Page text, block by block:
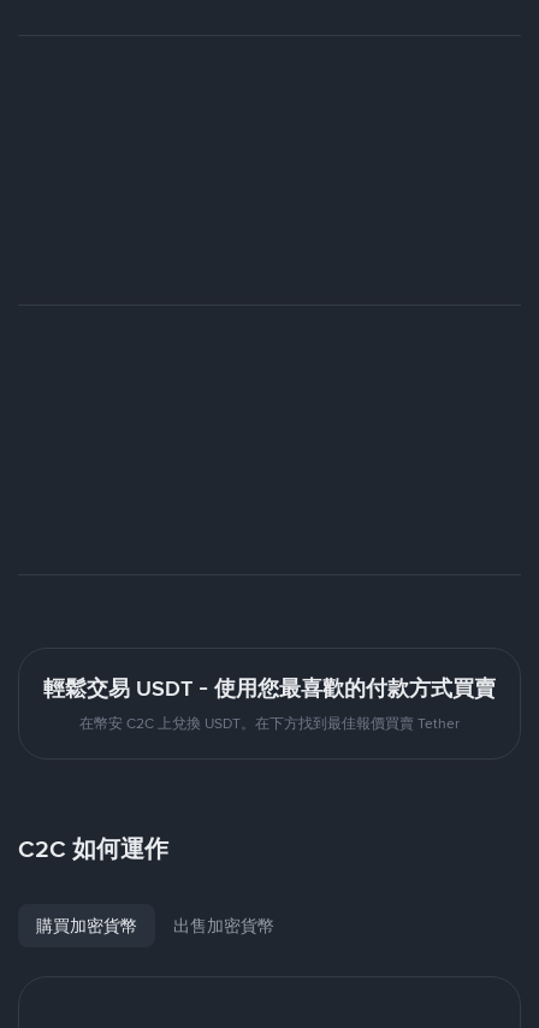
輕鬆交易 USDT - 使用您最喜歡的付款方式買賣
在幣安 C2C 上兌換 USDT。在下方找到最佳報價買賣 Tether
C2C 如何運作
購買加密貨幣 出售加密貨幣